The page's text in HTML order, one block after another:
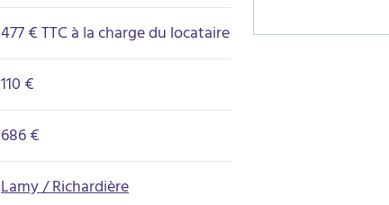
477 € TTC à la charge du locataire
110 €
686 €
Lamy / Richardière